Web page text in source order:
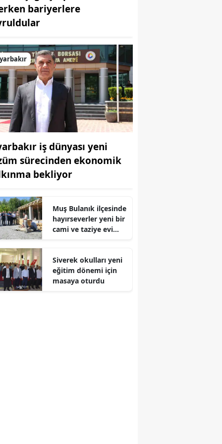
Bilecik
Bitlis
Bolu
Burdur
Bursa
Çanakkale
Çankırı
Çorum
Diyarbakır
Edirne
Erzincan
bariyerlere
iş dünyası yeni
sürecinden ekonomik
bekliyor
Muş Bulanık ilçesinde
hayırseverler yeni bir
cami ve taziye evi
Siverek okulları yeni
eğitim dönemi için
masaya oturdu